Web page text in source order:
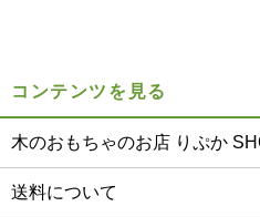
コンテンツを見る
木のおもちゃのお店 りぷか
送料について